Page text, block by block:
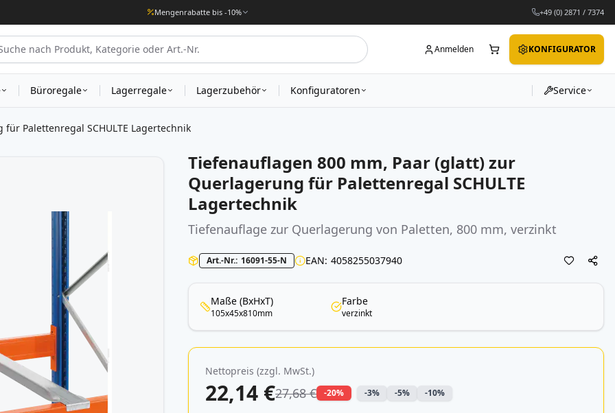
Mengenrabatte bis -10% +49 (0) 2871 / 7374
Anmelden KONFIGURATOR
Büroregale Lagerregale Lagerzubehör Konfiguratoren Service
Palettenregal SCHULTE Lagertechnik
Tiefenauflagen 800 mm, Paar (glatt) zur
Querlagerung für Palettenregal SCHULTE
Lagertechnik
Tiefenauflage zur Querlagerung von Paletten, 800 mm, verzinkt
Art.-Nr. 16091-55-N EAN 4058255037940
Maße (BxHxT)
105x45x810mm
Farbe
verzinkt
Nettopreis (zzgl. MwSt.)
22,14 €27,68 € -20% -3% -5% -10%